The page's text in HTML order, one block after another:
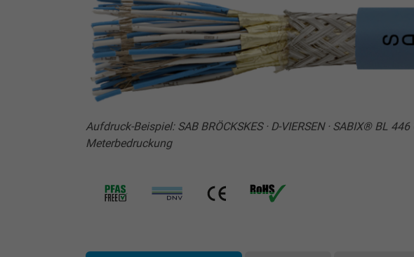
Aufdruck-Beispiel: SAB BRÖCKSKES · D-VIERSEN · SABIX® BL
Meterbedruckung